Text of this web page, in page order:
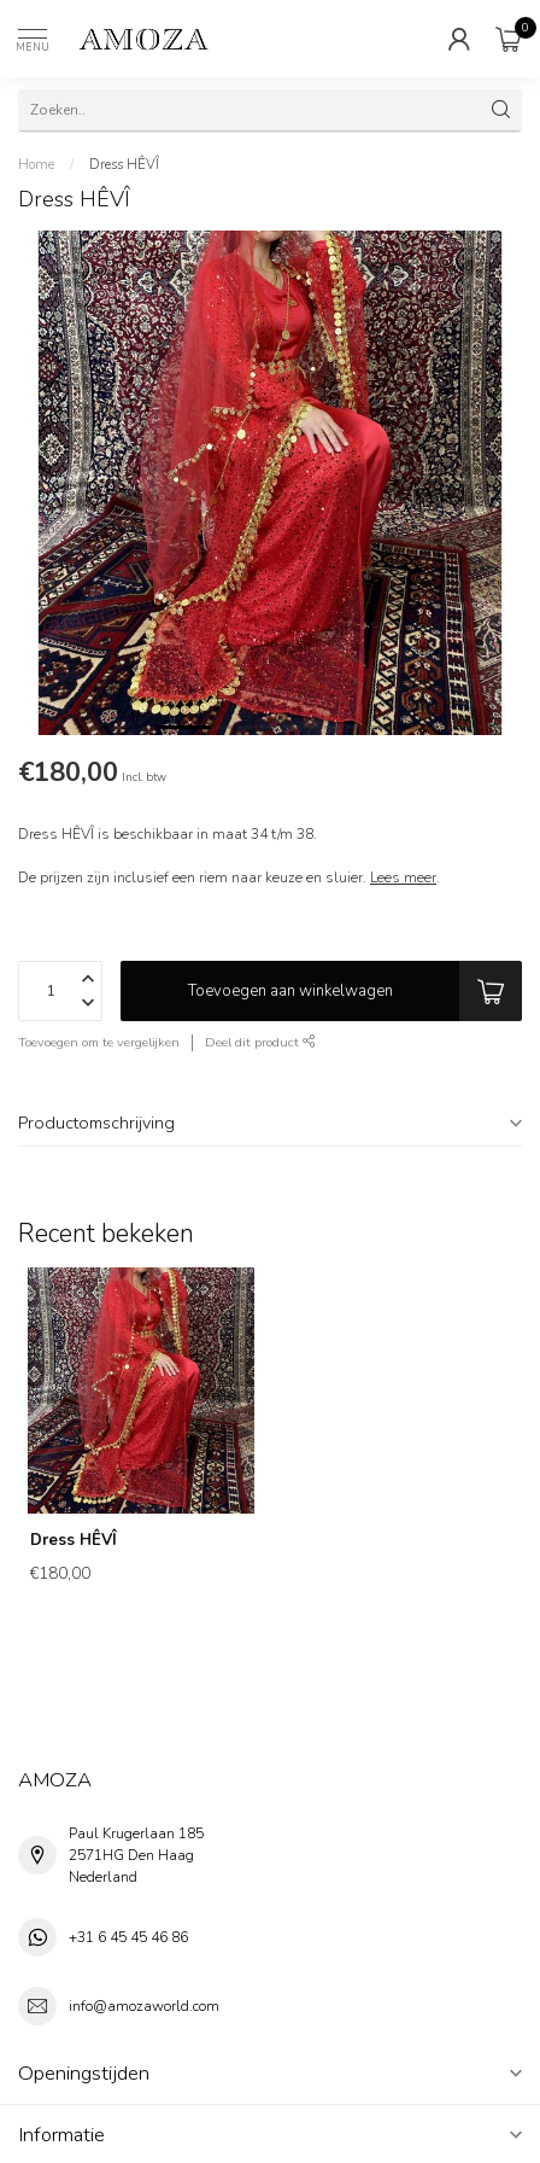
MENU
0
Home / Dress HÊVÎ
Dress HÊVÎ
€180,00 Incl. btw
Dress HÊVÎ is beschikbaar in maat 34 t/m 38.
De prijzen zijn inclusief een riem naar keuze en sluier. Lees meer.
Toevoegen aan winkelwagen
Toevoegen om te vergelijken Deel dit product
Productomschrijving
Recent bekeken
Dress HÊVÎ
€180,00
AMOZA
Paul Krugerlaan 185
2571HG Den Haag
Nederland
+31 6 45 45 46 86
info@amozaworld.com
Openingstijden
Informatie